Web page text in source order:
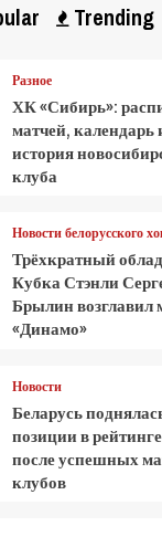
Trending
Разное
ХК «Сибирь»:
матчей, календарь
история
клуба
Новости белорусского
Трёхкратный
Кубка Стэнли
Брылин возглавил
«Динамо»
Новости
Беларусь
позиции в
после успешных
клубов